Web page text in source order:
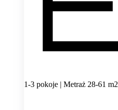
1-3 pokoje | Metraż 28-61 m2